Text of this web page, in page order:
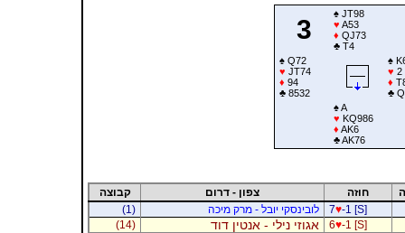
3
♠JT98
♥ A53
♦ QJ73
♣T4
♠Q72
♥ JT74
♦ 94
♣8532
♠
♥ 2
♦
♣
♠A
♥ KQ986
♦ AK6
♣AK76
חוזה צפון - דרום
קבוצה
7♥-1 [S] לובינסקי יובל - מרק מיכה
(1)
6♥-1 [S] אגוזי נילי - אנטין דוד
(14)